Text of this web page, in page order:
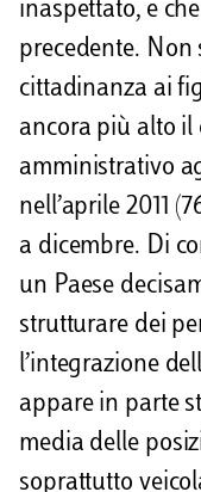
inaspettato, e
precedente. Non
cittadinanza ai
ancora più alto il
amministrativo
nell’aprile 2011
a dicembre. Di
un Paese
strutturare dei
l’integrazione
appare in parte
media delle
soprattutto